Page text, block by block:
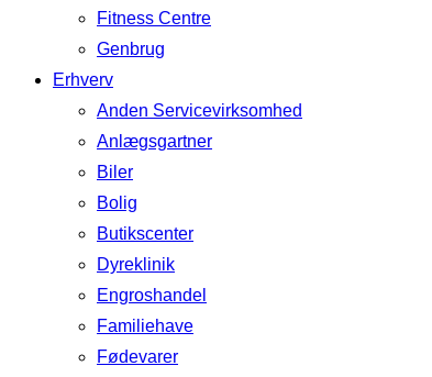
Fitness Centre
Genbrug
Erhverv
Anden Servicevirksomhed
Anlægsgartner
Biler
Bolig
Butikscenter
Dyreklinik
Engroshandel
Familiehave
Fødevarer